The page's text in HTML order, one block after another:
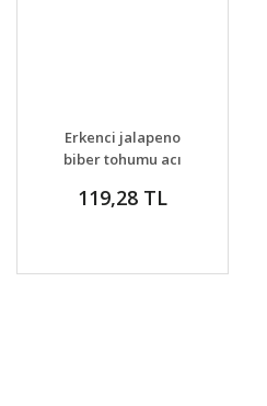
DETAYLAR SEPETE EKLE
Erkenci jalapeno
biber tohumu acı
119,28 TL